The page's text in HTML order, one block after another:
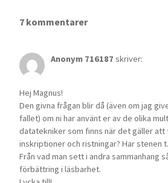
7 kommentarer
Anonym 716187 skriver:
Hej Magnus!
Den givna frågan blir då (även om jag
fallet) om ni har använt er av de olika
datatekniker som finns när det gäller att
inskriptioner och ristningar? Har stenen
Från vad man sett i andra sammanhang
förbättring i läsbarhet.